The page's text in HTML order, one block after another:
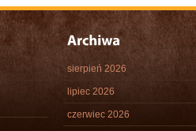
sierpień 2026
lipiec 2026
czerwiec 2026